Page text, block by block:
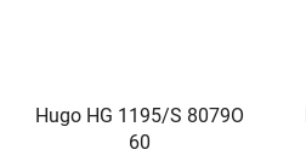
Hugo HG 1195/S 8079O
60